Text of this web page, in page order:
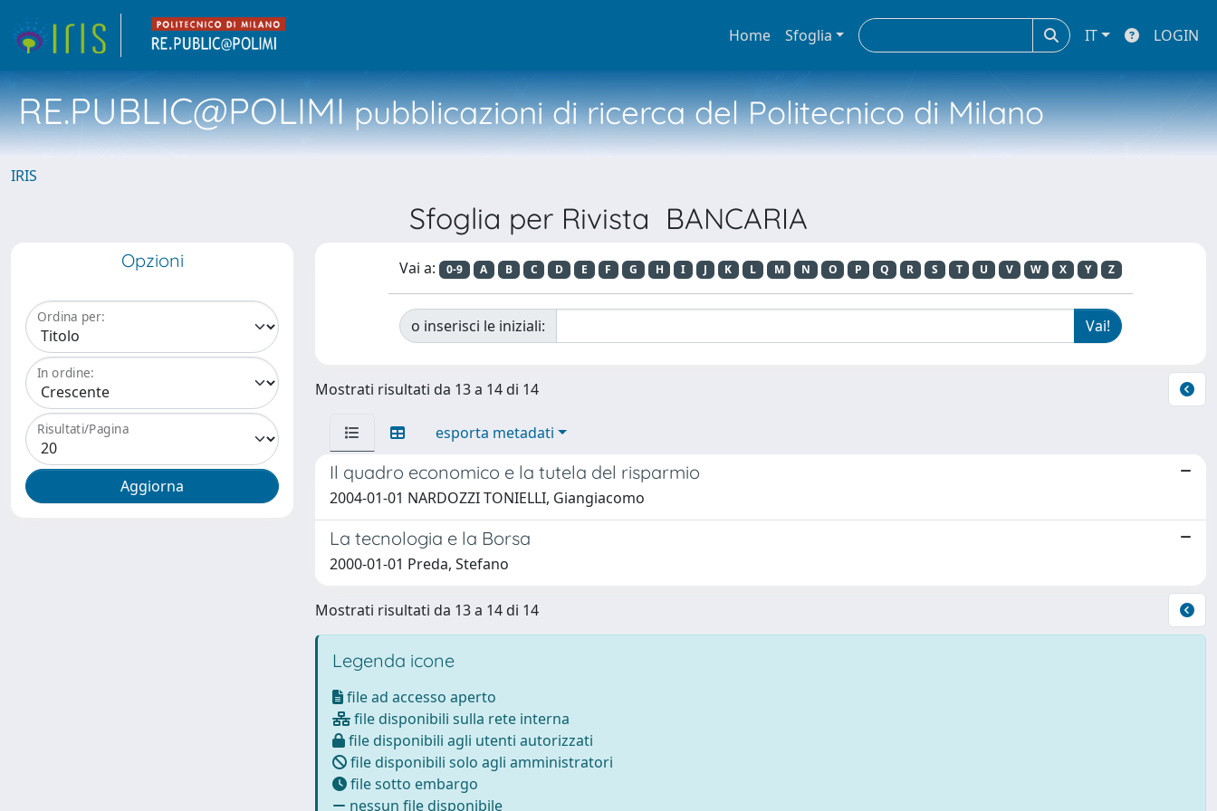
Home Sfoglia IT LOGIN
RE.PUBLIC@POLIMIpubblicazioni di ricerca del Politecnico di Milano
IRIS
Sfoglia per Rivista BANCARIA
Opzioni
Ordina per:
In ordine:
Risultati/Pagina
Vai a: 0-9 A B C D E F G H I J K L M N O P Q R S T U V W X Y Z
o inserisci le iniziali:
Mostrati risultati da 13 a 14 di 14
esporta metadati
Il quadro economico e la tutela del risparmio
2004-01-01 NARDOZZI TONIELLI, Giangiacomo
La tecnologia e la Borsa
2000-01-01 Preda, Stefano
Mostrati risultati da 13 a 14 di 14
Legenda icone
file ad accesso aperto
file disponibili sulla rete interna
file disponibili agli utenti autorizzati
file disponibili solo agli amministratori
file sotto embargo
nessun file disponibile